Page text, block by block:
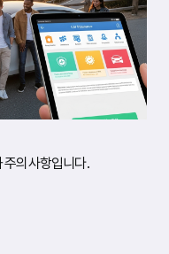
주의사항입니다.